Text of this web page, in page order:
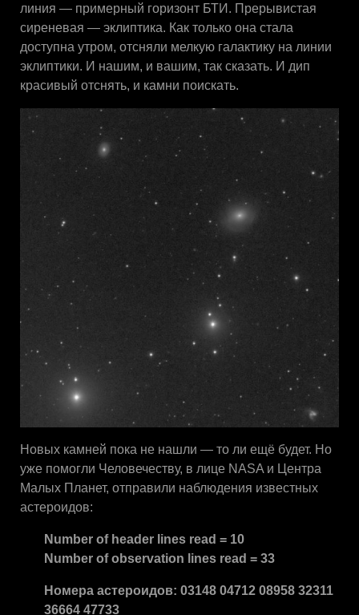
линия — примерный горизонт БТИ. Прерывистая
сиреневая — эклиптика. Как только она стала
доступна утром, отсняли мелкую галактику на линии
эклиптики. И нашим, и вашим, так сказать. И дип
красивый отснять, и камни поискать.
Новых камней пока не нашли — то ли ещё будет. Но
уже помогли Человечеству, в лице NASA и Центра
Малых Планет, отправили наблюдения известных
астероидов:
Number of header lines read = 10
Number of observation lines read = 33
Номера астероидов: 03148 04712 08958 32311
36664 47733